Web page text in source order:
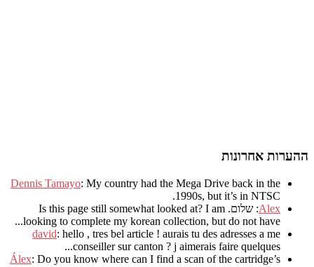
ההערות אחרונות
Dennis Tamayo: My country had the Mega Drive back in the
1990s, but it’s in NTSC
.
Alex: שלום. Is this page still somewhat looked at? I am
looking to complete my korean collection, but do not have..
.
david: hello , tres bel article ! aurais tu des adresses a me
conseiller sur canton ? j aimerais faire quelques..
.
Álex: Do you know where can I find a scan of the cartridge’s